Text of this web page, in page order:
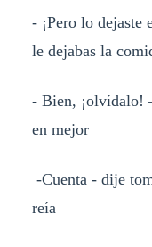
- ¡Pero lo dejaste
le dejabas la
- Bien, ¡olvídalo!
en mejor
-Cuenta - dije
reía